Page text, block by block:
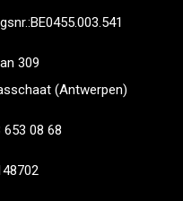
309
(Antwerpen)
08 68